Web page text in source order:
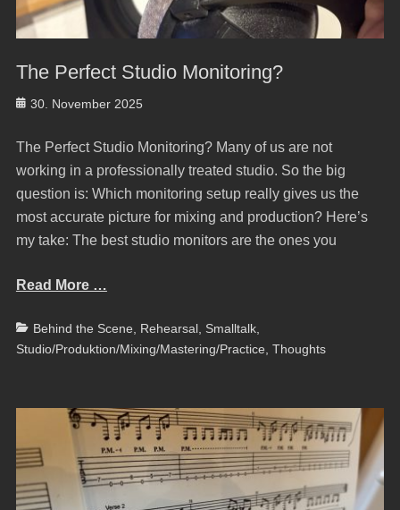
The Perfect Studio Monitoring?
Posted
30. November 2025
The Perfect Studio Monitoring? Many of us are not
working in a professionally treated studio. So the big
question is: Which monitoring setup really gives us the
most accurate picture for mixing and production? Here’s
my take: The best studio monitors are the ones you
Read More …
Categories
Behind the Scene Rehearsal, Smalltalk,
Studio/Produktion/Mixing/Mastering/Practice Thoughts